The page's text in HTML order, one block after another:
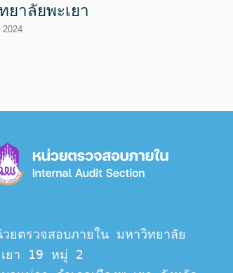
ยาลัยพะเยา
2024
ยตรวจสอบภายใน มหาวิทยาลัย
เยา 19 หมู่ 2